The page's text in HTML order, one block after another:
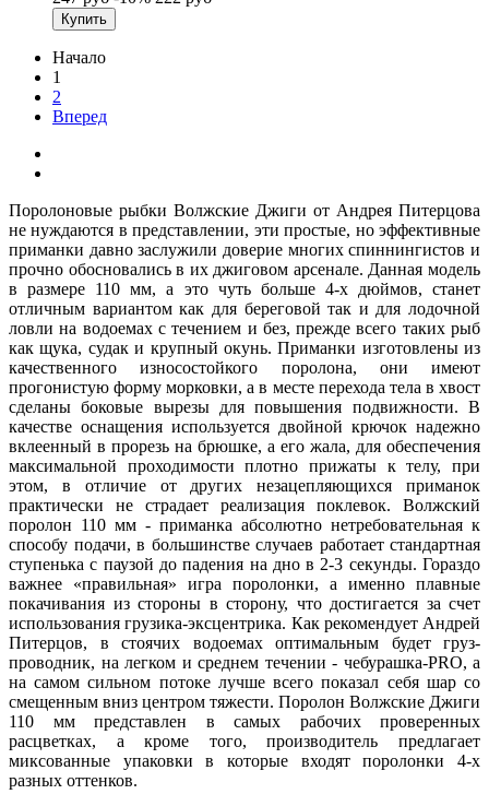
Купить
Начало
1
2
Вперед
Поролоновые рыбки Волжские Джиги от Андрея Питерцова
не нуждаются в представлении, эти простые, но эффективные
приманки давно заслужили доверие многих спиннингистов и
прочно обосновались в их джиговом арсенале. Данная модель
в размере 110 мм, а это чуть больше 4-х дюймов, станет
отличным вариантом как для береговой так и для лодочной
ловли на водоемах с течением и без, прежде всего таких рыб
как щука, судак и крупный окунь. Приманки изготовлены из
качественного износостойкого поролона, они имеют
прогонистую форму морковки, а в месте перехода тела в хвост
сделаны боковые вырезы для повышения подвижности. В
качестве оснащения используется двойной крючок надежно
вклеенный в прорезь на брюшке, а его жала, для обеспечения
максимальной проходимости плотно прижаты к телу, при
этом, в отличие от других незацепляющихся приманок
практически не страдает реализация поклевок. Волжский
поролон 110 мм - приманка абсолютно нетребовательная к
способу подачи, в большинстве случаев работает стандартная
ступенька с паузой до падения на дно в 2-3 секунды. Гораздо
важнее «правильная» игра поролонки, а именно плавные
покачивания из стороны в сторону, что достигается за счет
использования грузика-эксцентрика. Как рекомендует Андрей
Питерцов, в стоячих водоемах оптимальным будет груз-
проводник, на легком и среднем течении - чебурашка-PRO, а
на самом сильном потоке лучше всего показал себя шар со
смещенным вниз центром тяжести. Поролон Волжские Джиги
110 мм представлен в самых рабочих проверенных
расцветках, а кроме того, производитель предлагает
миксованные упаковки в которые входят поролонки 4-х
разных оттенков.